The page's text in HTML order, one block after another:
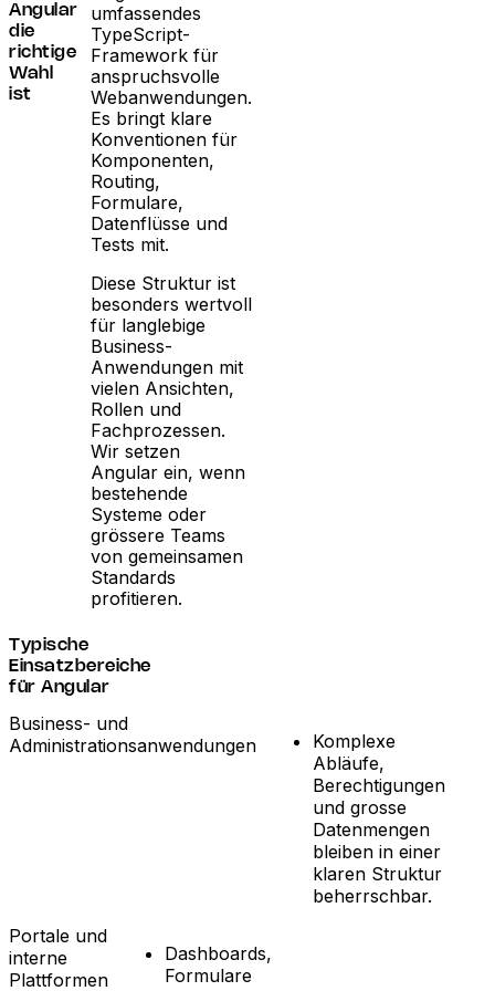
Angular
die
richtige
Wahl
ist
umfassendes
TypeScript-
Framework für
anspruchsvolle
Webanwendungen.
Es bringt klare
Konventionen für
Komponenten,
Routing,
Formulare,
Datenflüsse und
Tests mit.
Diese Struktur ist
besonders wertvoll
für langlebige
Business-
Anwendungen mit
vielen Ansichten,
Rollen und
Fachprozessen.
Wir setzen
Angular ein, wenn
bestehende
Systeme oder
grössere Teams
von gemeinsamen
Standards
profitieren.
Typische
Einsatzbereiche
für Angular
Business- und
Administrationsanwendungen
Komplexe
Abläufe,
Berechtigungen
und grosse
Datenmengen
bleiben in einer
klaren Struktur
beherrschbar.
Portale und
interne
Plattformen
Dashboards,
Formulare